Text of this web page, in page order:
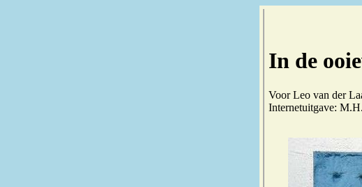
In de
Voor Leo van der
Internetuitgave: